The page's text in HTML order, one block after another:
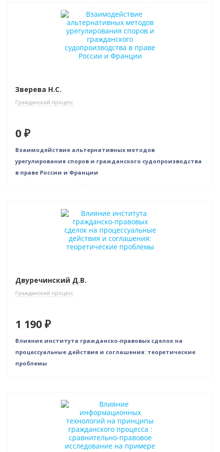
Нет в наличии
Зверева Н.С.
Гражданский процесс
0 ₽
Взаимодействие альтернативных методов
урегулирования споров и гражданского судопроизводства
в праве России и Франции
Двуречинский Д.В.
Гражданский процесс
1 190 ₽
Влияние института гражданско-правовых сделок на
процессуальные действия и соглашения: теоретические
проблемы